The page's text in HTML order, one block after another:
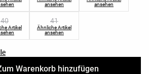
ansehen
ansehen
40
Artikel
41
Ähnliche Artikel
ansehen
Warenkorb hinzufügen